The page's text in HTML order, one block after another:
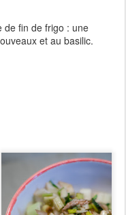
de fin de frigo : une
et au basilic.